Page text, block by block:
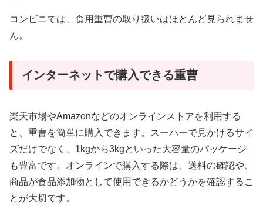
コンビニでは、食用重曹の取り扱いはほとんど見られませ
ん。
インターネットで購入できる重曹
楽天市場やAmazonなどのオンラインストアを利用する
と、重曹を簡単に購入できます。スーパーで見かけるサイ
ズだけでなく、1kgから3kgといった大容量のパッケージ
も豊富です。オンラインで購入する際は、送料の確認や、
商品が食品添加物として使用できるかどうかを確認するこ
とが大切です。